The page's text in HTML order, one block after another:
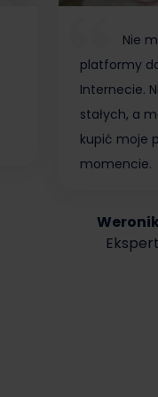
Nie
platformy
Internecie.
stałych, a
kupić moje
momencie.